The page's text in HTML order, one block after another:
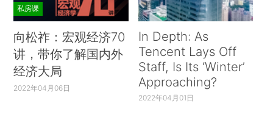
私房课
向松祚：宏观经济70
讲，带你了解国内外
经济大局
2022年04月06日
In Depth: As
Tencent Lays Off
Staff, Is Its ‘Winter’
Approaching?
2022年04月01日